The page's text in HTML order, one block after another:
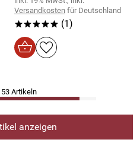
Versandkosten für Deutschland
***** (1)
Artikeln
anzeigen